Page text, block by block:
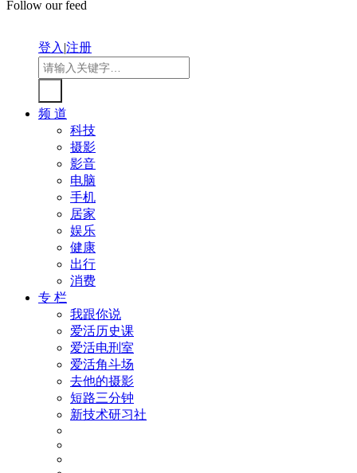
Follow our feed
登入|注册
频 道
科技
摄影
影音
电脑
手机
居家
娱乐
健康
出行
消费
专 栏
我跟你说
爱活历史课
爱活电刑室
爱活角斗场
去他的摄影
短路三分钟
新技术研习社